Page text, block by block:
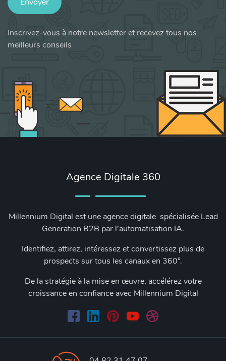
Inscrivez-vous à notre newsletter et recevez tous nos
meilleurs conseils
Agence Digitale 360
Millennium Digital est une agence digitale spécialisée Lead
Generation B2B par l'automatisation IA.
Identifiez, attirez, intéressez et convertissez plus de
prospects sur tous les canaux en 360°.
De la stratégie à la mise en œuvre, accélérez votre
croissance en confiance avec Millennium Digital